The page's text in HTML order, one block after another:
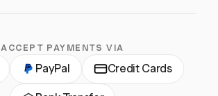
ACCEPT PAYMENTS VIA
PayPal Credit Cards